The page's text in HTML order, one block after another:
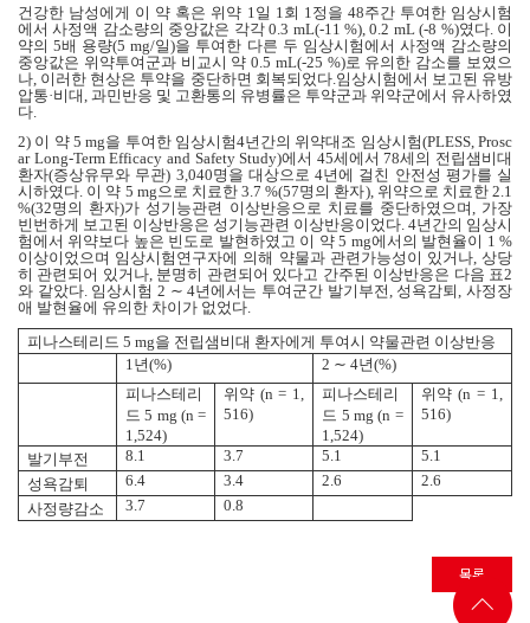
건강한 남성에게 이 약 혹은 위약 1 일 1 회 1 정을 48주간 투여한 임상시험
에서 사정액 감소량의 중앙값은 각각0.3 mL(-11 %), 0.2 mL (-8 %)였다. 이
약의 5배 용량(5 mg/일)을 투여한 다른 두 임상시험에서 사정액 감소량의
중앙값은 위약투여군과 비교시 약 0.5 mL(-25 %)로 유의한 감소를 보였으
나 이러한 현상은 투약을 중단하면 회복되었다. 임상시험에서 보고된 유방
압통·비대 과민반응 및 고환통의 유병률은 투약군과 위약군에서 유사하였
다
2) 이 약5 mg을 투여한 임상시험4년간의 위약대조 임상시험(PLESS, Prosc
ar Long-Term Efficacy and Safety Study)에서 45세에서 78세의 전립샘비대
환자(증상유무와 무관) 3,040명을 대상으로 4년에 걸친 안전성 평가를 실
시하였다 이 약 5 mg 으로 치료한3.7 %(57명의 환자), 위약으로 치료한2.1
%(32명의 환자)가 성기능관련 이상반응으로 치료를 중단하였으며
가장
빈번하게 보고된 이상반응은 성기능관련 이상반응이었다 . 4년간의 임상시
험에서 위약보다 높은 빈도로 발현하였고 이 약5 mg에서의 발현율이 1 %
이상이었으며 임상시험연구자에 의해 약물과 관련가능성이 있거나,상당
히 관련되어 있거나, 분명히 관련되어 있다고 간주된 이상반응은 다음 표2
와 같았다. 임상시험 2 ∼ 4년에서는 투여군간 발기부전 성욕감퇴 ,사정장
애 발현율에 유의한 차이가 없었다
피나스테리드 5 mg을 전립샘비대 환자에게 투여시 약물관련 이상반응
1년(%) 2 ∼ 4년(%)
피나스테리
드 5 mg (n =
1,524)
위약 (n = 1,
516)
피나스테리
드 5 mg (n =
1,524)
위약(n = 1,
516)
발기부전 8.1 3.7 5.1
5.1
성욕감퇴
6.4 3.4 2.6
2.6
사정량감소
3.7 0.8
목록